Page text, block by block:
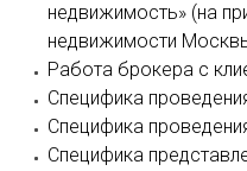
недвижимость» (на
недвижимости
Работа брокера с
Специфика
Специфика
Специфика